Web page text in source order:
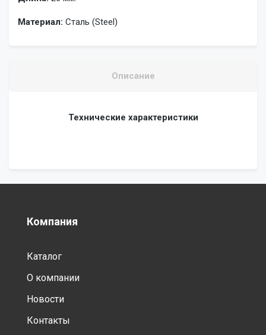
Материал: Сталь (Steel)
Описание
Технические характеристики
Компания
Каталог
О компании
Новости
Контакты